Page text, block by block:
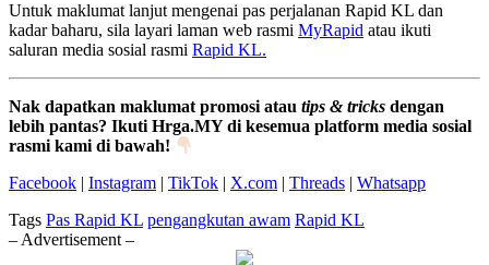
Untuk maklumat lanjut mengenai pas perjalanan Rapid KL dan
kadar baharu, sila layari laman web rasmi MyRapid atau ikuti
saluran media sosial rasmi Rapid KL.
Nak dapatkan maklumat promosi atau tips & tricks dengan
lebih pantas? Ikuti Hrga.MY di kesemua platform media sosial
rasmi kami di bawah!
Facebook | Instagram | TikTok | X.com | Threads | Whatsapp
Tags Pas Rapid KL pengangkutan awam Rapid KL
– Advertisement –